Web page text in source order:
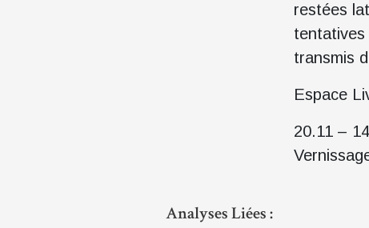
restées
tentatives
transmis
Espace
20.11 –
Analyses Liées :